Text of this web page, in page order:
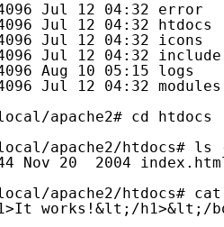
Jul 12 04:32 error
Jul 12 04:32 htdocs
Jul 12 04:32 icons
Jul 12 04:32 include
Aug 10 05:15 logs
Jul 12 04:32 modules
apache2# cd htdocs
local/apache2/htdocs#
Nov 20  2004
local/apache2/htdocs#
works!&lt;/h1>&lt;/